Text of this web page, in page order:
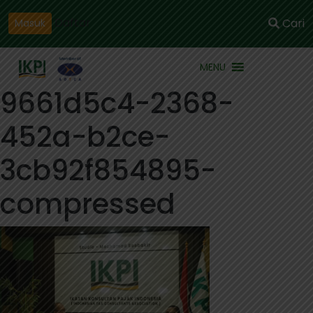
Masuk Cari
MENU
9661d5c4-2368-
452a-b2ce-
3cb92f854895-
compressed